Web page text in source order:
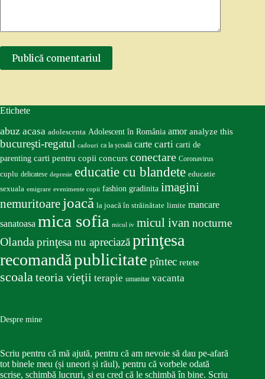
Publică comentariul
Etichete
abuz acasa adolescenta Adolescent în România amor analyze this
bucureşti-regatul cadouri ca la școală carte carti carti de
parenting carti pentru copii concurs conectare Coronavirus
cuplu delicatese depresie educatie cu blandete educatie
sexuala emigrare evenimente copii fashion gradinita imagini
nemuritoare joacă la joacă în străinătate limite mancare
sanatoasa mica sofia micul iv micul ivan nocturne
Olandaprinţesa nu apreciazăprinţesa
recomandăpublicitate pîntec retete
scoalateoria vieţii terapie umanitar vacanta
Despre mine
Scriu pentru că mă ajută, pentru că am nevoie să dau pe-afară
tot binele meu (și uneori și răul), pentru că vorbele odată
scrise, schimbă lucruri, și eu cred că le schimbă în bine. Scriu